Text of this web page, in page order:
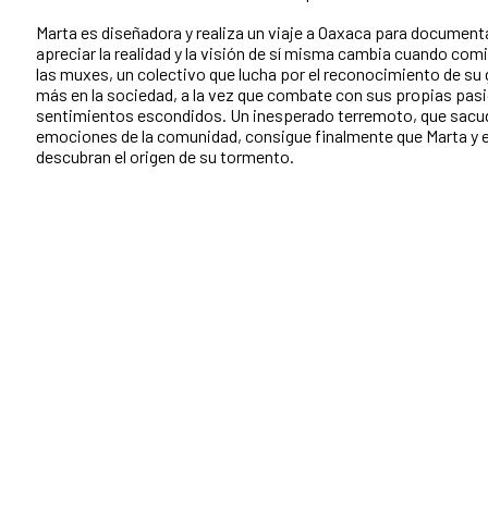
Marta es diseñadora y realiza un viaje a Oaxaca para
apreciar la realidad y la visión de sí misma cambia cuando
las muxes, un colectivo que lucha por el reconocimiento de
más en la sociedad, a la vez que combate con sus propias
sentimientos escondidos. Un inesperado terremoto, que
emociones de la comunidad, consigue finalmente que Marta y
descubran el origen de su tormento.